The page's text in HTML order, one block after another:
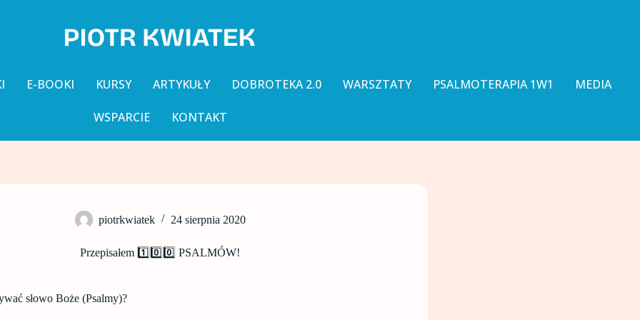
E-BOOKI KURSY ARTYKUŁY DOBROTEKA 2.0 WARSZTATY PSALMOTERAPIA 1W1 MEDIA
WSPARCIE KONTAKT
piotrkwiatek 24 sierpnia 2020
Przepisałem 1️⃣0️⃣0️⃣ PSALMÓW!
słowo Boże (Psalmy)?